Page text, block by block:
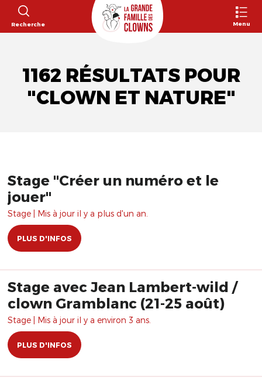
Recherche Menu
1162 RÉSULTATS POUR
"CLOWN ET NATURE"
Stage "Créer un numéro et le
jouer"
Stage | Mis à jour il y a plus d'un an.
PLUS D'INFOS
Stage avec Jean Lambert-wild /
clown Gramblanc (21-25 août)
Stage | Mis à jour il y a environ 3 ans.
PLUS D'INFOS